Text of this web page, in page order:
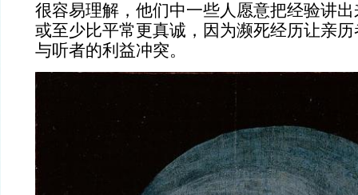
很容易理解，他们中一些人愿意把经验讲
或至少比平常更真诚，因为濒死经历让亲
与听者的利益冲突。